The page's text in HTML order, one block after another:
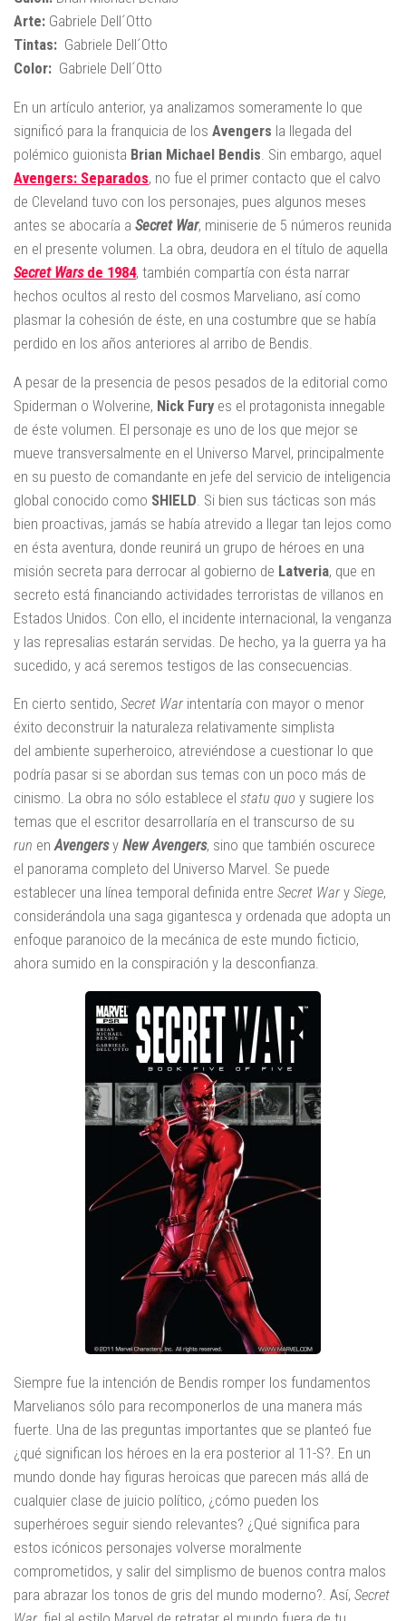
Arte: Gabriele Dell´Otto
Tintas: Gabriele Dell´Otto
Color: Gabriele Dell´Otto
En un artículo anterior, ya analizamos someramente lo que
significó para la franquicia de los Avengers la llegada del
polémico guionista Brian Michael Bendis . Sin embargo, aquel
Avengers: Separados, no fue el primer contacto que el calvo
de Cleveland tuvo con los personajes, pues algunos meses
antes se abocaría a Secret War, miniserie de 5 números reunida
en el presente volumen. La obra, deudora en el título de aquella
Secret Warsde 1984, también compartía con ésta narrar
hechos ocultos al resto del cosmos Marveliano, así como
plasmar la cohesión de éste, en una costumbre que se había
perdido en los años anteriores al arribo de Bendis.
A pesar de la presencia de pesos pesados de la editorial como
Spiderman o Wolverine, Nick Fury es el protagonista innegable
de éste volumen. El personaje es uno de los que mejor se
mueve transversalmente en el Universo Marvel, principalmente
en su puesto de comandante en jefe del servicio de inteligencia
global conocido como SHIELD . Si bien sus tácticas son más
bien proactivas, jamás se había atrevido a llegar tan lejos como
en ésta aventura, donde reunirá un grupo de héroes en una
misión secreta para derrocar al gobierno de Latveria, que en
secreto está financiando actividades terroristas de villanos en
Estados Unidos. Con ello, el incidente internacional, la venganza
y las represalias estarán servidas. De hecho, ya la guerra ya ha
sucedido, y acá seremos testigos de las consecuencias.
En cierto sentido, Secret War intentaría con mayor o menor
éxito deconstruir la naturaleza relativamente simplista
del ambiente superheroico, atreviéndose a cuestionar lo que
podría pasar si se abordan sus temas con un poco más de
cinismo. La obra no sólo establece el statu quo y sugiere los
temas que el escritor desarrollaría en el transcurso de su
run enAvengersy New Avengers, sino que también oscurece
el panorama completo del Universo Marvel. Se puede
establecer una línea temporal definida entre Secret War y Siege,
considerándola una saga gigantesca y ordenada que adopta un
enfoque paranoico de la mecánica de este mundo ficticio,
ahora sumido en la conspiración y la desconfianza.
Siempre fue la intención de Bendis romper los fundamentos
Marvelianos sólo para recomponerlos de una manera más
fuerte. Una de las preguntas importantes que se planteó fue
¿qué significan los héroes en la era posterior al 11-S?. En un
mundo donde hay figuras heroicas que parecen más allá de
cualquier clase de juicio político, ¿cómo pueden los
superhéroes seguir siendo relevantes? ¿Qué significa para
estos icónicos personajes volverse moralmente
comprometidos, y salir del simplismo de buenos contra malos
para abrazar los tonos de gris del mundo moderno?. Así, Secret